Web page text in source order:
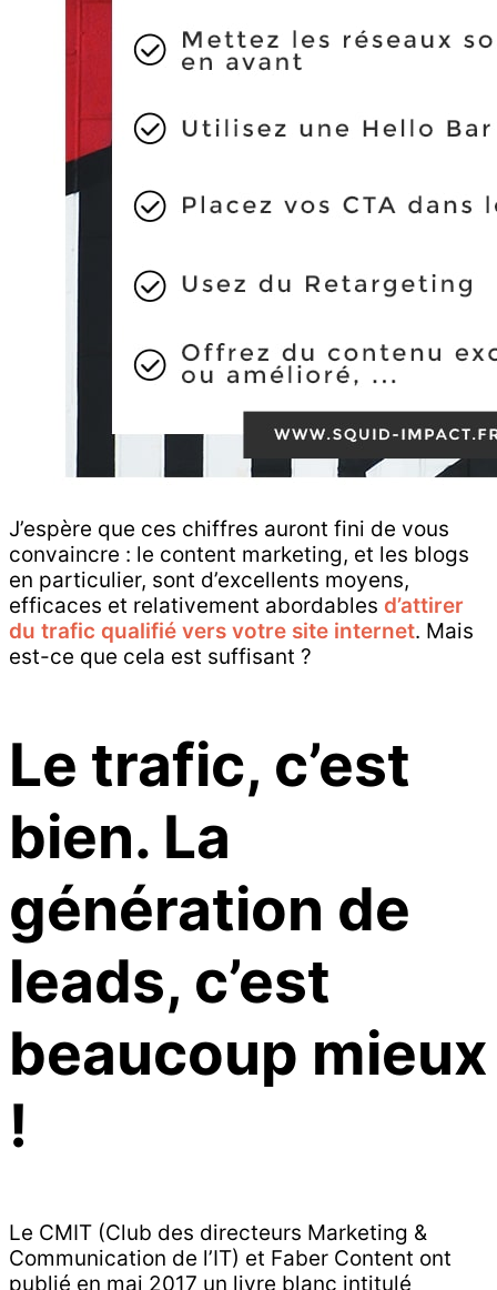
J’espère que ces chiffres auront fini de vous
convaincre : le content marketing, et les blogs
en particulier, sont d’excellents moyens,
efficaces et relativement abordables d’attirer
du trafic qualifié vers votre site internet. Mais
est-ce que cela est suffisant ?
Le trafic, c’est
bien. La
génération de
leads, c’est
beaucoup mieux
!
Le CMIT (Club des directeurs Marketing &
Communication de l’IT) et Faber Content ont
publié en mai 2017 un livre blanc intitulé